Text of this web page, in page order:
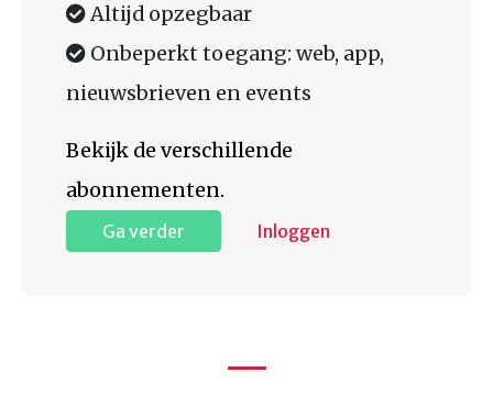
Altijd opzegbaar
Onbeperkt toegang: web, app,
nieuwsbrieven en events
Bekijk de verschillende
abonnementen.
Ga verder Inloggen